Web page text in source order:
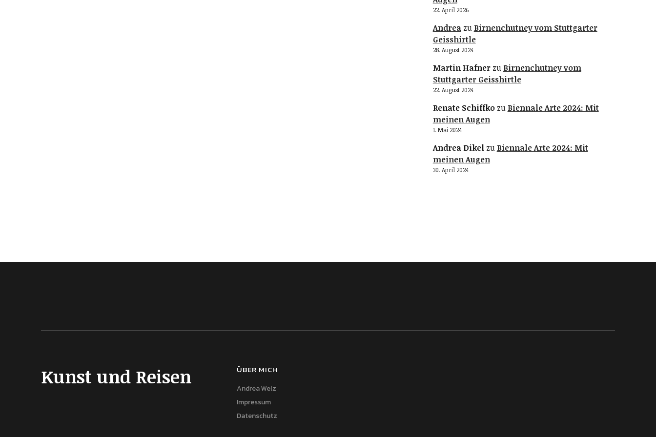
22. April 2026
Andreazu Birnenchutney vom Stuttgarter
Geisshirtle
28. August 2024
Martin Hafnerzu Birnenchutney vom
Stuttgarter Geisshirtle
22. August 2024
Renate Schiffkozu Biennale Arte 2024: Mit
meinen Augen
1. Mai 2024
Andrea Dikelzu Biennale Arte 2024: Mit
meinen Augen
30. April 2024
Kunst und Reisen ÜBER MICH
Andrea Welz
Impressum
Datenschutz